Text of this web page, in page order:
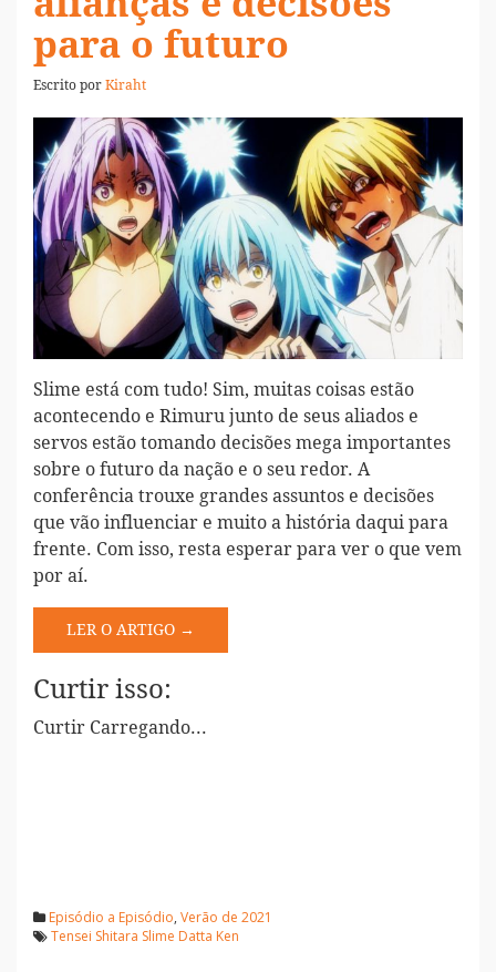
para o futuro
Escrito porKiraht
Slime está com tudo! Sim, muitas coisas estão
acontecendo e Rimuru junto de seus aliados e
servos estão tomando decisões mega importantes
sobre o futuro da nação e o seu redor. A
conferência trouxe grandes assuntos e decisões
que vão influenciar e muito a história daqui para
frente. Com isso, resta esperar para ver o que vem
por aí.
LER O ARTIGO →
Curtir isso:
Curtir Carregando...
Episódio a Episódio, Verão de 2021
Tensei Shitara Slime Datta Ken